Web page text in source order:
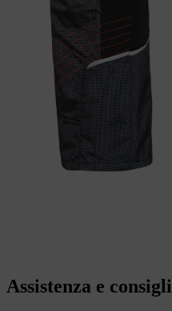
Assistenza e consigli